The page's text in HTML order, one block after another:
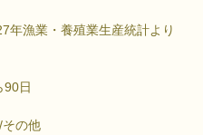
年漁業・養殖業生産統計より
90日
の他